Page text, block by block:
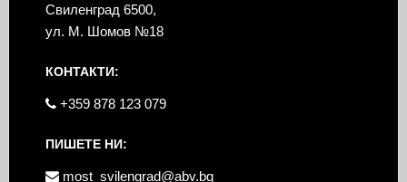
Свиленград 6500,
ул. М. Шомов №18
КОНТАКТИ:
+359 878 123 079
ПИШЕТЕ НИ:
most_svilengrad@abv.bg